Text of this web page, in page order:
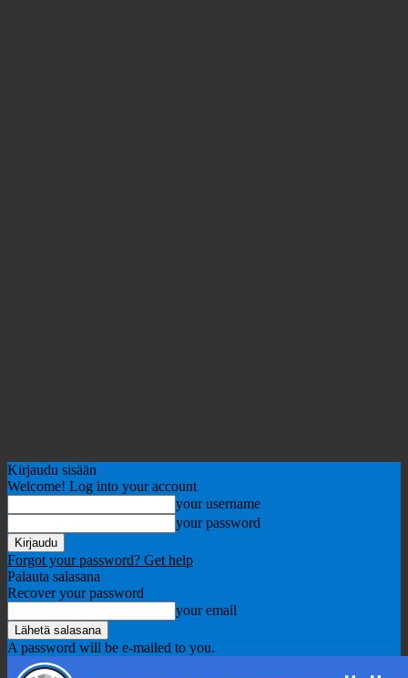
Kirjaudu sisään
Welcome! Log into your account
your username
your password
Forgot your password? Get help
Palauta salasana
Recover your password
your email
A password will be e-mailed to you.